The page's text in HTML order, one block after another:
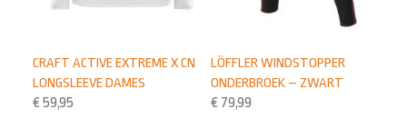
LÖFFLER WINDSTOPPER
ONDERBROEK – ZWART
€ 79,99
CRAFT ACTIVE EXTREME X CN
LONGSLEEVE DAMES
€ 59,95